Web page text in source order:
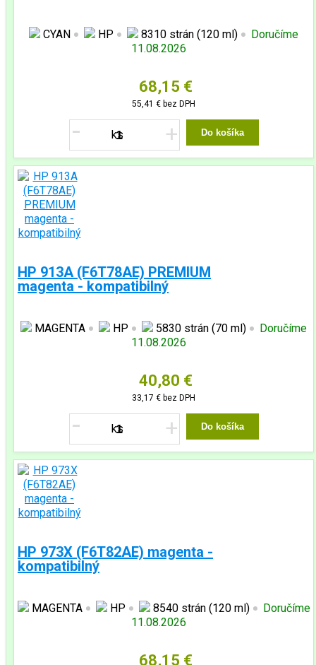
CYAN HP 8310 strán (120 ml)
Doručíme
11.08.2026
68,15 €
55,41 € bez DPH
- + Do košíka
HP 913A (F6T78AE) PREMIUM
magenta - kompatibilný
MAGENTA HP 5830 strán (70 ml)
Doručíme
11.08.2026
40,80 €
33,17 € bez DPH
- + Do košíka
HP 973X (F6T82AE) magenta -
kompatibilný
MAGENTA HP 8540 strán (120 ml)
Doručíme
11.08.2026
68,15 €